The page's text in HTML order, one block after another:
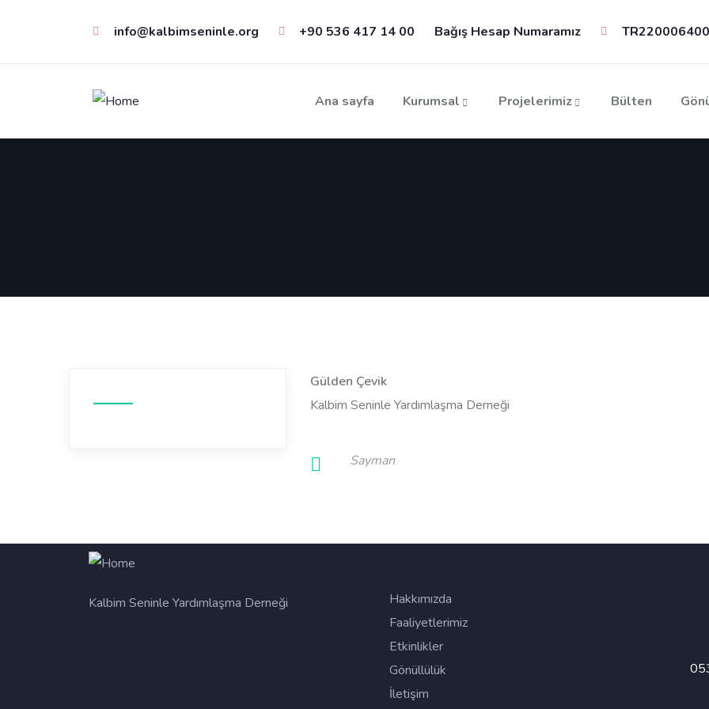
info@kalbimseninle.org +90 536 417 14 00 Bağış Hesap Numaramız
Ana sayfa Kurumsal Projelerimiz Bülten
Gülden Çevik
Kalbim Seninle Yardımlaşma Derneği
Sayman
Kalbim Seninle Yardımlaşma Derneği
Hakkımızda
Faaliyetlerimiz
Etkinlikler
Gönüllülük
İletişim